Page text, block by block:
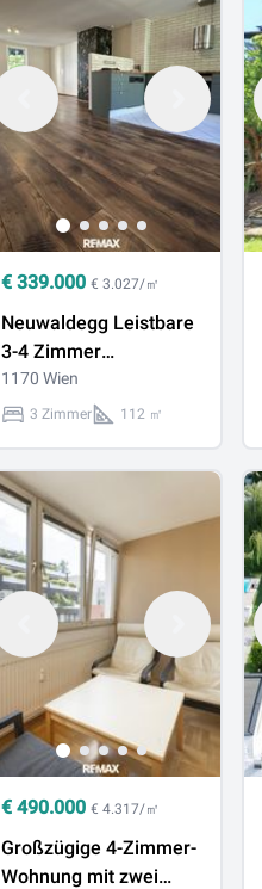
€ 339.000 € 3.027/㎡
Neuwaldegg Leistbare
3-4 Zimmer
Eigentumswohnung
mit Gartennutzung
1170 Wien
3 Zimmer 112 ㎡
€ 490.000 € 4.317/㎡
Großzügige 4-Zimmer-
Wohnung mit zwei